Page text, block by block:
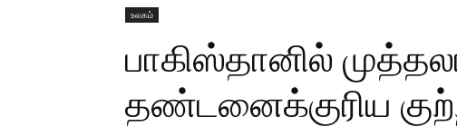
உலகம்
பாகிஸ்தானில்
தண்டனைக்குரிய